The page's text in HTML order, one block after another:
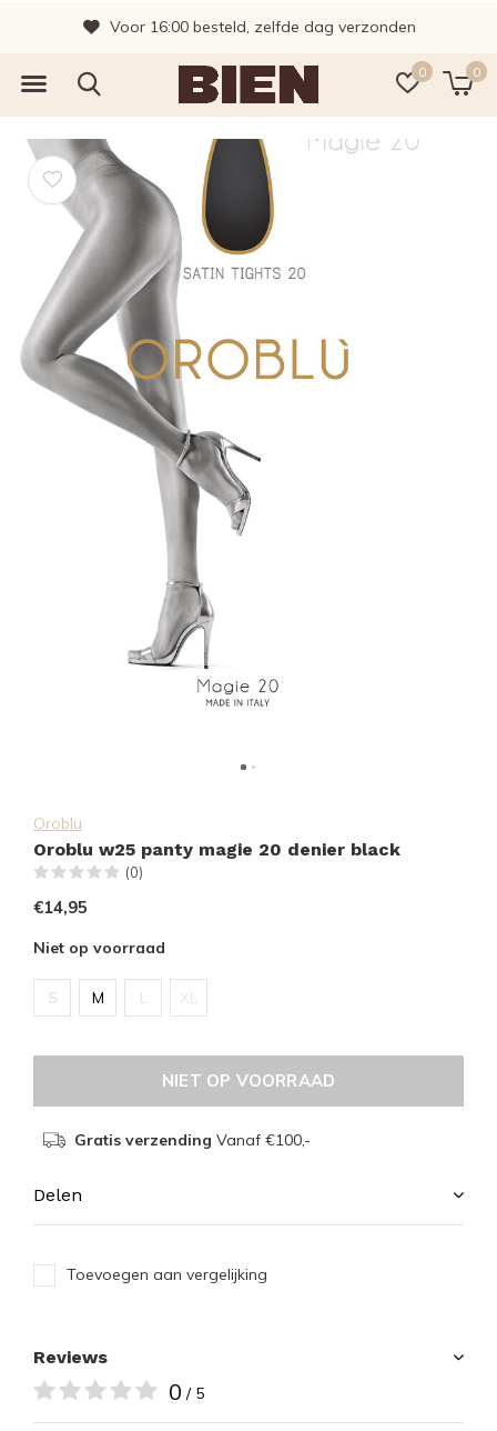
0 0
Voor 16:00 besteld, zelfde dag verzonden
Oroblu
Oroblu w25 panty magie 20 denier black
(0)
€14,95
Niet op voorraad
S M L XL
NIET OP VOORRAAD
Gratis verzending Vanaf €100,-
Delen
Toevoegen aan vergelijking
Reviews
0 / 5